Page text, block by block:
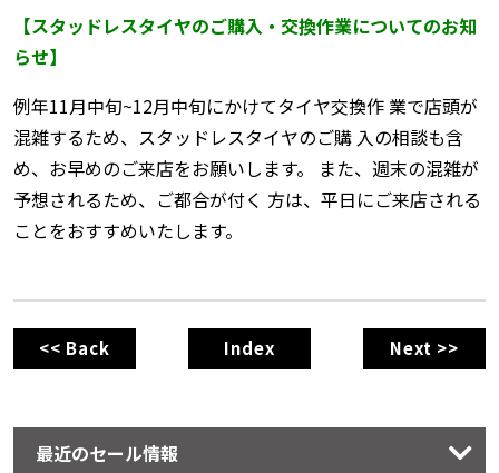
【スタッドレスタイヤのご購入・交換作業についてのお知
らせ】
例年11月中旬~12月中旬にかけてタイヤ交換作 業で店頭が
混雑するため、スタッドレスタイヤのご購 入の相談も含
め、お早めのご来店をお願いします。 また、週末の混雑が
予想されるため、ご都合が付く 方は、平日にご来店される
ことをおすすめいたします。
<< Back Index Next >>
最近のセール情報